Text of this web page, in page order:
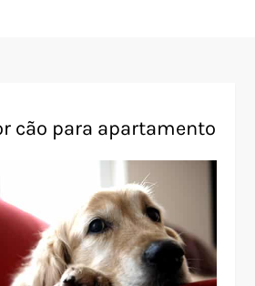
cão para apartamento